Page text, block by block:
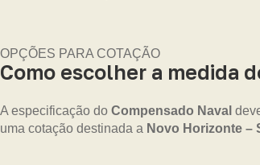
OPÇÕES PARA COTAÇÃO
Como escolher a medida
A especificação do Compensado Naval
uma cotação destinada a Novo Horizonte –